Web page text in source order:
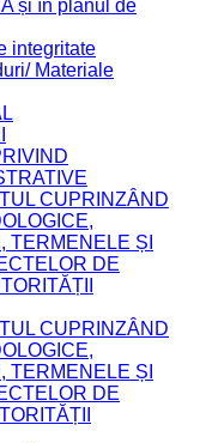
și în planul de
integritate
Materiale
CUPRINZÂND
TERMENELE ȘI
DE
CUPRINZÂND
TERMENELE ȘI
DE